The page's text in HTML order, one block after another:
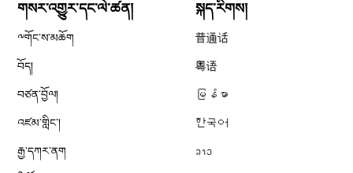
གསར་འགྱུར་དང་ལེ་ཚན།
༸གོང་ས་མཆོག
བོད།
བཙན་བྱོལ།
འཛམ་གླིང༌།
རྒྱ་དཀར་ནག
སྐད་རིགས།
普通话
粤语
မြန်မာ
한국어
ລາວ